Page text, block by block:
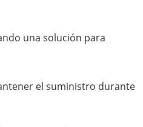
una solución para
el suministro durante